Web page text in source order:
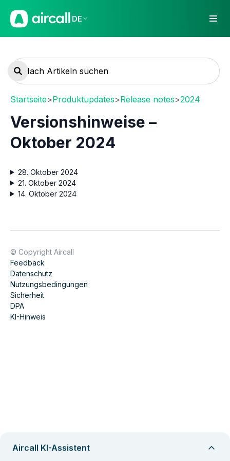
DE
Startseite>Produktupdates>Release notes>2024
Versionshinweise –
Oktober 2024
28. Oktober 2024
21. Oktober 2024
14. Oktober 2024
© Copyright Aircall
Feedback
Datenschutz
Nutzungsbedingungen
Sicherheit
DPA
KI-Hinweis
Aircall KI-Assistent